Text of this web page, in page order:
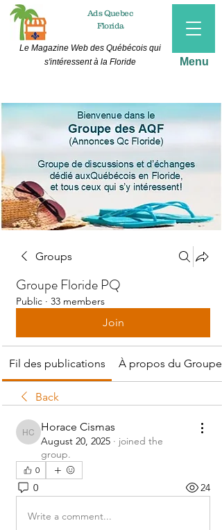
AdsQuebec
Florida
Menu
Le Magazine Web des Québécois qui
s'intéressent à la Floride
Groups
Groupe Floride PQ
Public · 33 members
Join
Fil des publications À propos du Groupe
Back
Horace Cismas
Horace Cismas
August 20, 2025 · joined the
group.
0
0 24
Write a comment...